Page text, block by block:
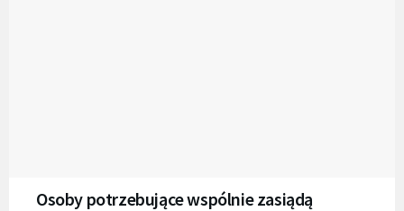
Osoby potrzebujące wspólnie zasiądą